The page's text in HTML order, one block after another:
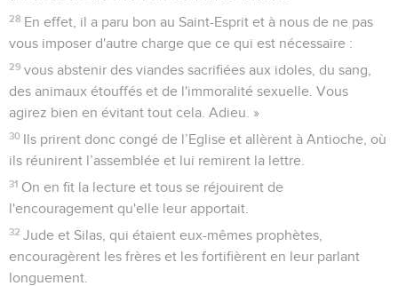
28 En effet, il a paru bon au Saint-Esprit et à nous de ne pas
vous imposer d'autre charge que ce qui est nécessaire :
29 vous abstenir des viandes sacrifiées aux idoles, du sang,
des animaux étouffés et de l'immoralité sexuelle. Vous
agirez bien en évitant tout cela. Adieu. »
30 Ils prirent donc congé de l’Eglise et allèrent à Antioche, où
ils réunirent l’assemblée et lui remirent la lettre.
31 On en fit la lecture et tous se réjouirent de
l'encouragement qu'elle leur apportait.
32 Jude et Silas, qui étaient eux-mêmes prophètes,
encouragèrent les frères et les fortifièrent en leur parlant
longuement.